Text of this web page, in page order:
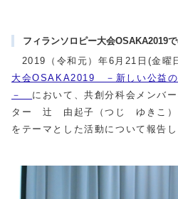
フィランソロピー大会OSAKA2019
2019（令和元）年6月21日(金曜
大会OSAKA2019 －新しい公益の
－ において、共創分科会メンバ
ター 辻 由起子（つじ ゆきこ）
をテーマとした活動について報告